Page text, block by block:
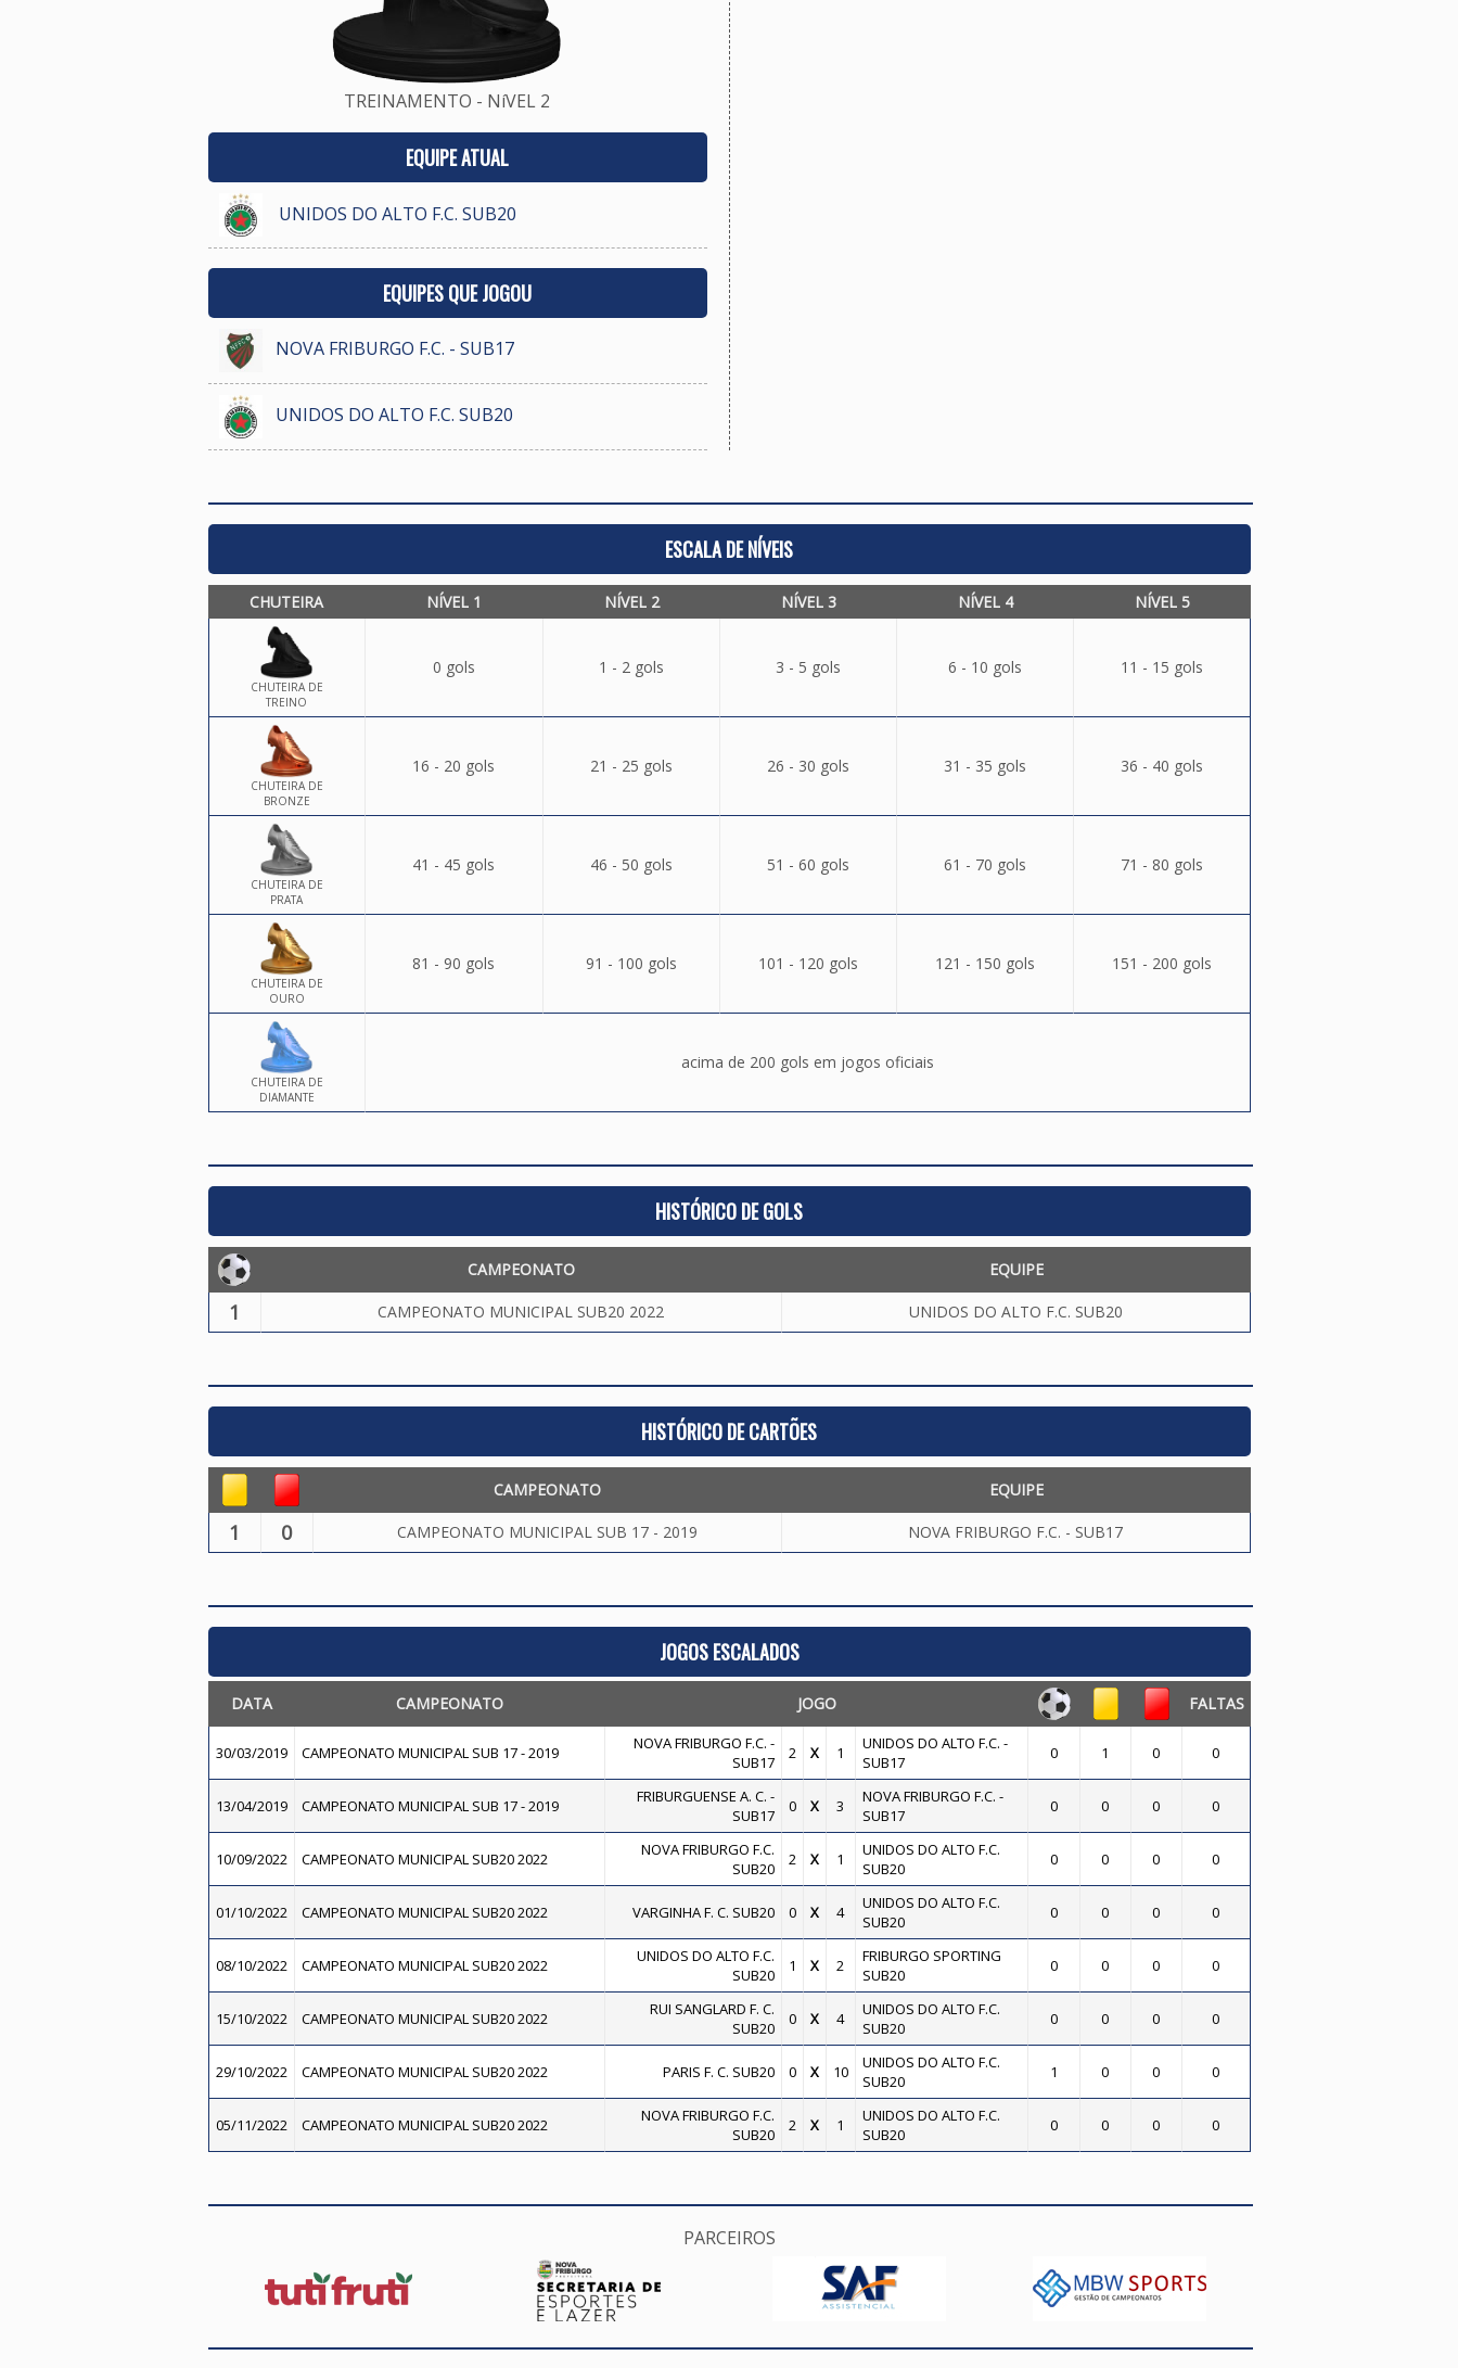
TREINAMENTO - NíVEL 2
EQUIPE ATUAL
UNIDOS DO ALTO F.C. SUB20
EQUIPES QUE JOGOU
NOVA FRIBURGO F.C. - SUB17
UNIDOS DO ALTO F.C. SUB20
ESCALA DE NÍVEIS
CHUTEIRA NÍVEL 1 NÍVEL 2 NÍVEL 3 NÍVEL 4 NÍVEL 5
CHUTEIRA DE
TREINO
0 gols 1 - 2 gols 3 - 5 gols 6 - 10 gols 11 - 15 gols
CHUTEIRA DE
BRONZE
16 - 20 gols 21 - 25 gols 26 - 30 gols 31 - 35 gols 36 - 40 gols
CHUTEIRA DE
PRATA
41 - 45 gols 46 - 50 gols 51 - 60 gols 61 - 70 gols 71 - 80 gols
CHUTEIRA DE
OURO
81 - 90 gols 91 - 100 gols 101 - 120 gols 121 - 150 gols 151 - 200 gols
CHUTEIRA DE
DIAMANTE
acima de 200 gols em jogos oficiais
HISTÓRICO DE GOLS
CAMPEONATO EQUIPE
1 CAMPEONATO MUNICIPAL SUB20 2022 UNIDOS DO ALTO F.C. SUB20
HISTÓRICO DE CARTÕES
CAMPEONATO EQUIPE
1 0 CAMPEONATO MUNICIPAL SUB 17 - 2019 NOVA FRIBURGO F.C. - SUB17
JOGOS ESCALADOS
DATA CAMPEONATO JOGO FALTAS
30/03/2019 CAMPEONATO MUNICIPAL SUB 17 - 2019
NOVA FRIBURGO F.C. -
SUB17
2 X 1
UNIDOS DO ALTO F.C. -
SUB17
0 1 0 0
13/04/2019 CAMPEONATO MUNICIPAL SUB 17 - 2019
FRIBURGUENSE A. C. -
SUB17
0 X 3
NOVA FRIBURGO F.C. -
SUB17
0 0 0 0
10/09/2022 CAMPEONATO MUNICIPAL SUB20 2022
NOVA FRIBURGO F.C.
SUB20
2 X 1
UNIDOS DO ALTO F.C.
SUB20
0 0 0 0
01/10/2022 CAMPEONATO MUNICIPAL SUB20 2022 VARGINHA F. C. SUB20 0 X 4
UNIDOS DO ALTO F.C.
SUB20
0 0 0 0
08/10/2022 CAMPEONATO MUNICIPAL SUB20 2022
UNIDOS DO ALTO F.C.
SUB20
1 X 2
FRIBURGO SPORTING
SUB20
0 0 0 0
15/10/2022 CAMPEONATO MUNICIPAL SUB20 2022
RUI SANGLARD F. C.
SUB20
0 X 4
UNIDOS DO ALTO F.C.
SUB20
0 0 0 0
29/10/2022 CAMPEONATO MUNICIPAL SUB20 2022 PARIS F. C. SUB20 0 X 10
UNIDOS DO ALTO F.C.
SUB20
1 0 0 0
05/11/2022 CAMPEONATO MUNICIPAL SUB20 2022
NOVA FRIBURGO F.C.
SUB20
2 X 1
UNIDOS DO ALTO F.C.
SUB20
0 0 0 0
PARCEIROS